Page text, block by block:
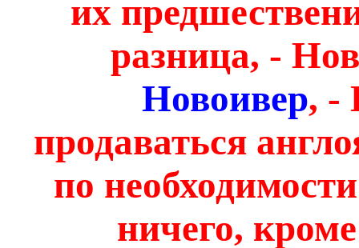
их
разница, -
Новоивер, -
продаваться
по
ничего,